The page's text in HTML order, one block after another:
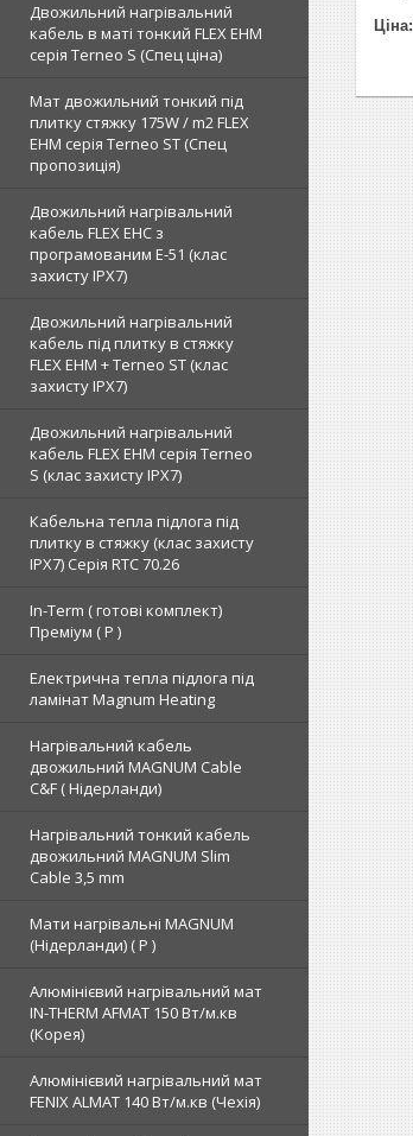
Двожильний нагрівальний
кабель в маті тонкий FLEX EHM
серія Terneo S (Спец ціна)
Мат двожильний тонкий під
плитку стяжку 175W / m2 FLEX
EHM серія Terneo SТ (Спец
пропозиція)
Двожильний нагрівальний
кабель FLEX EHС з
програмованим E-51 (клас
захисту IPX7)
Двожильний нагрівальний
кабель під плитку в стяжку
FLEX EHM + Terneo ST (клас
захисту IPX7)
Двожильний нагрівальний
кабель FLEX EHM серія Terneo
S (клас захисту IPX7)
Кабельна тепла підлога під
плитку в стяжку (клас захисту
IPX7) Серія RTC 70.26
In-Term ( готові комплект)
Преміум ( Р )
Електрична тепла підлога під
ламінат Magnum Heating
Нагрівальний кабель
двожильний MAGNUM Cable
C&F ( Нідерланди)
Нагрівальний тонкий кабель
двожильний MAGNUM Slim
Cable 3,5 mm
Мати нагрівальні MAGNUM
(Нідерланди) ( Р )
Алюмінієвий нагрівальний мат
IN-THERM AFMAT 150 Вт/м.кв
(Корея)
Алюмінієвий нагрівальний мат
FENIX ALMAT 140 Вт/м.кв (Чехія)
Ціна: